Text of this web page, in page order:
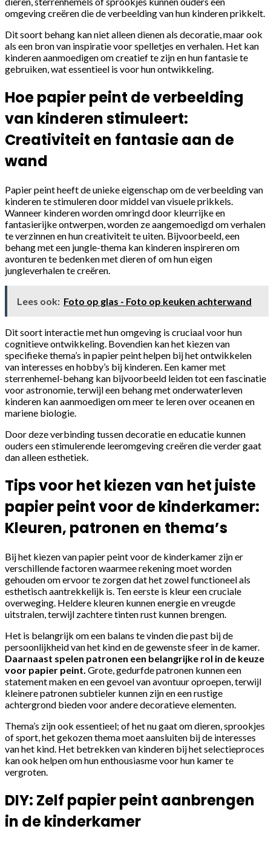
omgeving creëren die de verbeelding van hun kinderen prikkelt.
Dit soort behang kan niet alleen dienen als decoratie, maar ook
als een bron van inspiratie voor spelletjes en verhalen. Het kan
kinderen aanmoedigen om creatief te zijn en hun fantasie te
gebruiken, wat essentieel is voor hun ontwikkeling.
Hoe papier peint de verbeelding
van kinderen stimuleert:
Creativiteit en fantasie aan de
wand
Papier peint heeft de unieke eigenschap om de verbeelding van
kinderen te stimuleren door middel van visuele prikkels.
Wanneer kinderen worden omringd door kleurrijke en
fantasierijke ontwerpen, worden ze aangemoedigd om verhalen
te verzinnen en hun creativiteit te uiten. Bijvoorbeeld, een
behang met een jungle-thema kan kinderen inspireren om
avonturen te bedenken met dieren of om hun eigen
jungleverhalen te creëren.
Lees ook: Foto op glas - Foto op keuken achterwand
Dit soort interactie met hun omgeving is cruciaal voor hun
cognitieve ontwikkeling. Bovendien kan het kiezen van
specifieke thema’s in papier peint helpen bij het ontwikkelen
van interesses en hobby’s bij kinderen. Een kamer met
sterrenhemel-behang kan bijvoorbeeld leiden tot een fascinatie
voor astronomie, terwijl een behang met onderwaterleven
kinderen kan aanmoedigen om meer te leren over oceanen en
mariene biologie.
Door deze verbinding tussen decoratie en educatie kunnen
ouders een stimulerende leeromgeving creëren die verder gaat
dan alleen esthetiek.
Tips voor het kiezen van het juiste
papier peint voor de kinderkamer:
Kleuren, patronen en thema’s
Bij het kiezen van papier peint voor de kinderkamer zijn er
verschillende factoren waarmee rekening moet worden
gehouden om ervoor te zorgen dat het zowel functioneel als
esthetisch aantrekkelijk is. Ten eerste is kleur een cruciale
overweging. Heldere kleuren kunnen energie en vreugde
uitstralen, terwijl zachtere tinten rust kunnen brengen.
Het is belangrijk om een balans te vinden die past bij de
persoonlijkheid van het kind en de gewenste sfeer in de kamer.
Daarnaast spelen patronen een belangrijke rol in de keuze
voor papier peint. Grote, gedurfde patronen kunnen een
statement maken en een gevoel van avontuur oproepen, terwijl
kleinere patronen subtieler kunnen zijn en een rustige
achtergrond bieden voor andere decoratieve elementen.
Thema’s zijn ook essentieel; of het nu gaat om dieren, sprookjes
of sport, het gekozen thema moet aansluiten bij de interesses
van het kind. Het betrekken van kinderen bij het selectieproces
kan ook helpen om hun enthousiasme voor hun kamer te
vergroten.
DIY: Zelf papier peint aanbrengen
in de kinderkamer